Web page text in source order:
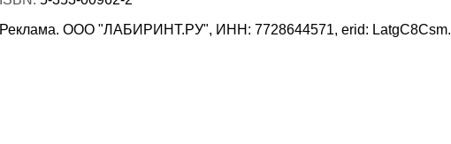
Реклама. ООО "ЛАБИРИНТ.РУ", ИНН: 7728644571, erid: LatgC8Csm.